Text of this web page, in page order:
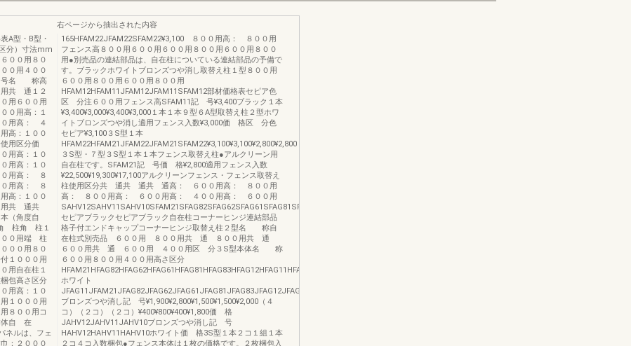
A型・B型・
分）寸法mm
００用８０
０用４００
号名 称高
共 通１２
用６００用
０用高：１
用高： ４
高：１００
用区分価
用高：１０
用高：１０
０用高： ８
用高： ８
高：１００
用共 通共
（角度自
角 柱角 柱１
００用端 柱
００用８０
１０００用
用自在柱１
包高さ区分
高：１０
１０００用
８００用コ
体自 在
は、フェ
：２０００
右ページから抽出された内容
165HFAM22JFAM22SFAM22¥3,100 ８００用高： ８００用
フェンス高８００用６００用６００用８００用６００用８００
用●別売品の連結部品は、自在柱についている連結部品の予備で
す。ブラックホワイトブロンズつや消し取替え柱１型８００用
６００用８００用６００用８００用
HFAM12HFAM11JFAM12JFAM11SFAM12部材価格表セピア色
区 分注６００用フェンス高SFAM11記 号¥3,400ブラック１本
¥3,400¥3,000¥3,400¥3,000１本１本９型６A型取替え柱２型ホワ
イトブロンズつや消し適用フェンス入数¥3,000価 格区 分色
セピア¥3,100３S型１本
HFAM22HFAM21JFAM22JFAM21SFAM22¥3,100¥3,100¥2,800¥2,800
３S型・７型３S型１本１本フェンス取替え柱●アルクリーン用
自在柱です。SFAM21記 号価 格¥2,800適用フェンス入数
¥22,500¥19,300¥17,100アルクリーンフェンス・フェンス取替え
柱使用区分共 通共 通共 通高： ６００用高： ８００用
高： ８００用高： ６００用高： ４００用高： ６００用
SAHV12SAHV11SAHV10SFAM21SFAG82SFAG62SFAG61SFAG81SFAG83SFAG12SFAG11SFAG10
セピアブラックセピアブラック自在柱コーナーヒンジ連結部品
格子付エンドキャップコーナーヒンジ取替え柱２型名 称自
在柱式別売品 ６００用 ８００用共 通 ８００用共 通
６００用共 通 ６００用 ４００用区 分３S型本体名 称
６００用８００用４００用高さ区分
HFAM21HFAG82HFAG62HFAG61HFAG81HFAG83HFAG12HFAG11HFAG10
ホワイト
JFAG11JFAM21JFAG82JFAG62JFAG61JFAG81JFAG83JFAG12JFAG10
ブロンズつや消し記 号¥1,900¥2,800¥1,500¥1,500¥2,000（４
コ）（２コ）（２コ）¥400¥800¥400¥1,800価 格
JAHV12JAHV11JAHV10ブロンズつや消し記 号
HAHV12HAHV11HAHV10ホワイト価 格3S型１本２コ１組１本
２コ４コ入数梱包●フェンス本体は１枚の価格です。２枚梱包入